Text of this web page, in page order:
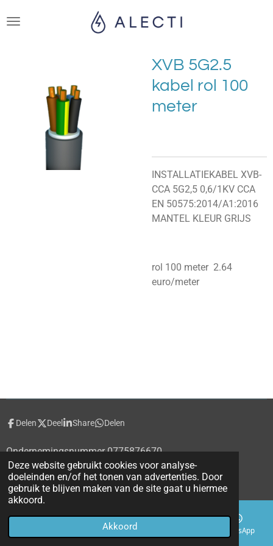
Deze website gebruikt cookies voor analyse-
doeleinden en/of het tonen van advertenties. Door
gebruik te blijven maken van de site gaat u hiermee
akkoord.
Akkoord
direct
XVB 5G2.5
kabel rol 100
meter
INSTALLATIEKABEL XVB-
CCA 5G2,5 0,6/1KV CCA
EN 50575:2014/A1:2016
MANTEL KLEUR GRIJS
rol 100 meter 2.64
euro/meter
Delen Deel Share Delen
Ondernemingsnummer 0775876670
© 2020 - 2026 alecti.be
Powered byJouwWeb
Telefoonnummer WhatsApp